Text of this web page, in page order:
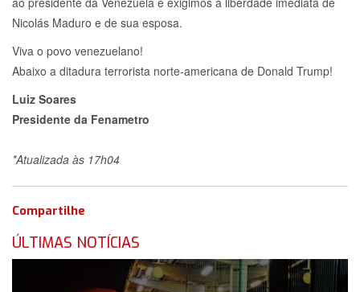
Nicolás Maduro e de sua esposa.
Viva o povo venezuelano!
Abaixo a ditadura terrorista norte-americana de Donald Trump!
Luiz Soares
Presidente da Fenametro
*Atualizada às 17h04
Compartilhe
ÚLTIMAS NOTÍCIAS